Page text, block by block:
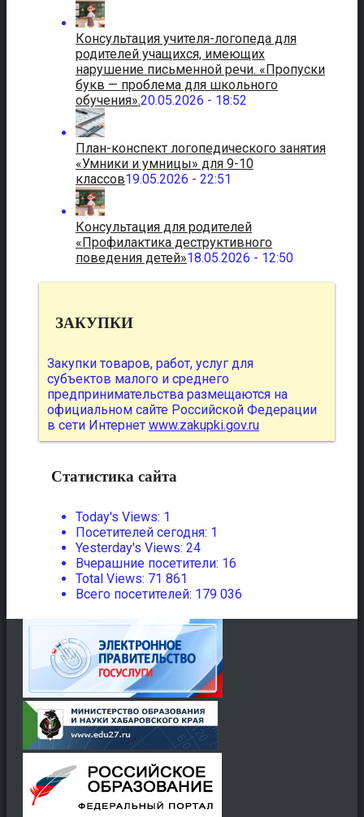
Консультация учителя-логопеда для
родителей учащихся, имеющих
нарушение письменной речи. «Пропуски
букв — проблема для школьного
обучения».20.05.2026 - 18:52
План-конспект логопедического занятия
«Умники и умницы» для 9-10
классов19.05.2026 - 22:51
Консультация для родителей
«Профилактика деструктивного
поведения детей»18.05.2026 - 12:50
ЗАКУПКИ
Закупки товаров, работ, услуг для
субъектов малого и среднего
предпринимательства размещаются на
официальном сайте Российской Федерации
в сети Интернет www.zakupki.gov.ru
Статистика сайта
Today's Views: 1
Посетителей сегодня: 1
Yesterday's Views: 24
Вчерашние посетители: 16
Total Views: 71 861
Всего посетителей: 179 036